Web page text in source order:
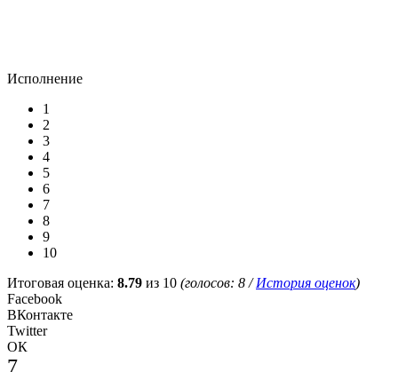
Исполнение
1
2
3
4
5
6
7
8
9
10
Итоговая оценка: 8.79 из 10 (голосов: 8 /История оценок)
Facebook
ВКонтакте
Twitter
ОК
7